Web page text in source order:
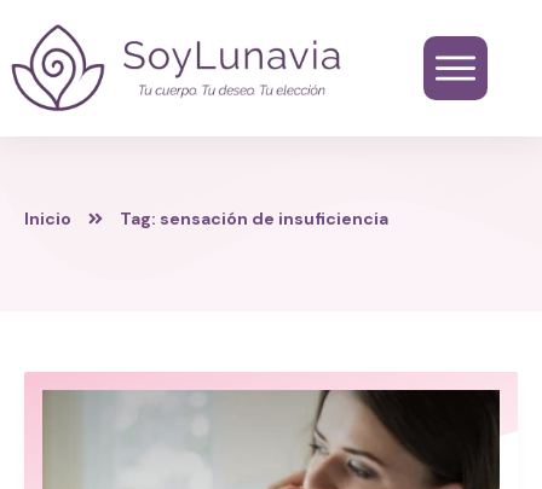
Inicio Tag: sensación de insuficiencia